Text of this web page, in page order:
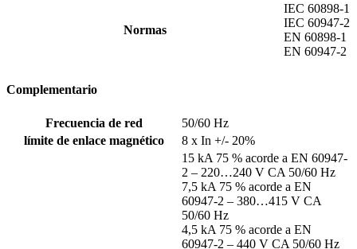
Normas
IEC 60898-1
IEC 60947-2
EN 60898-1
EN 60947-2
Complementario
Frecuencia de red
50/60 Hz
límite de enlace magnético
8 x In +/- 20%
15 kA 75 % acorde a EN 60947-
2 – 220…240 V CA 50/60 Hz
7,5 kA 75 % acorde a EN
60947-2 – 380…415 V CA
50/60 Hz
4,5 kA 75 % acorde a EN
60947-2 – 440 V CA 50/60 Hz